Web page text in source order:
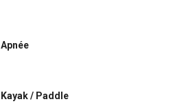
Apnée
Kayak / Paddle